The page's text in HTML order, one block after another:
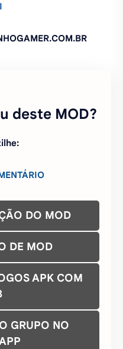
deste MOD?
DO MOD
DE MOD
APK COM
GRUPO NO